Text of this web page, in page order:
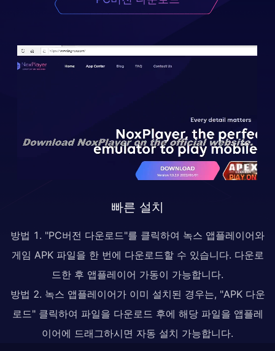
빠른 설치
방법 1. "PC버전 다운로드"를 클릭하여 녹스 앱플레이어와
게임 APK 파일을 한 번에 다운로드할 수 있습니다. 다운로
드한 후 앱플레이어 가동이 가능합니다.
방법 2. 녹스 앱플레이어가 이미 설치된 경우는, "APK 다운
로드" 클릭하여 파일을 다운로드 후에 해당 파일을 앱플레
이어에 드래그하시면 자동 설치 가능합니다.